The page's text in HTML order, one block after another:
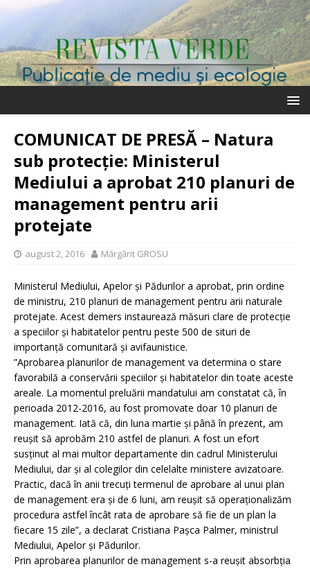
COMUNICAT DE PRESĂ – Natura
sub protecție: Ministerul
Mediului a aprobat 210 planuri de
management pentru arii
protejate
august 2, 2016 Mărgărit GROSU
Ministerul Mediului, Apelor și Pădurilor a aprobat, prin ordine
de ministru, 210 planuri de management pentru arii naturale
protejate. Acest demers instaurează măsuri clare de protecție
a speciilor și habitatelor pentru peste 500 de situri de
importanță comunitară și avifaunistice.
”Aprobarea planurilor de management va determina o stare
favorabilă a conservării speciilor și habitatelor din toate aceste
areale. La momentul preluării mandatului am constatat că, în
perioada 2012-2016, au fost promovate doar 10 planuri de
management. Iată că, din luna martie și până în prezent, am
reușit să aprobăm 210 astfel de planuri. A fost un efort
susținut al mai multor departamente din cadrul Ministerului
Mediului, dar și al colegilor din celelalte ministere avizatoare.
Practic, dacă în anii trecuți termenul de aprobare al unui plan
de management era și de 6 luni, am reușit să operaționalizăm
procedura astfel încât rata de aprobare să fie de un plan la
fiecare 15 zile”, a declarat Cristiana Pașca Palmer, ministrul
Mediului, Apelor și Pădurilor.
Prin aprobarea planurilor de management s-a reușit absorbția